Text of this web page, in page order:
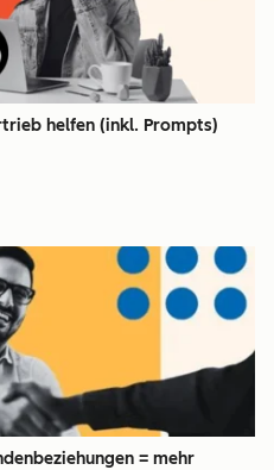
helfen (inkl. Prompts)
= mehr